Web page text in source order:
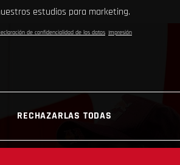
estudios para marketing.
de confidencialidad de los datos Impresión
RECHAZARLAS TODAS